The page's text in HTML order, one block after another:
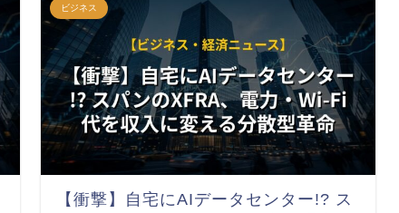
ビジネス
【衝撃】自宅にAIデータセンター!? ス